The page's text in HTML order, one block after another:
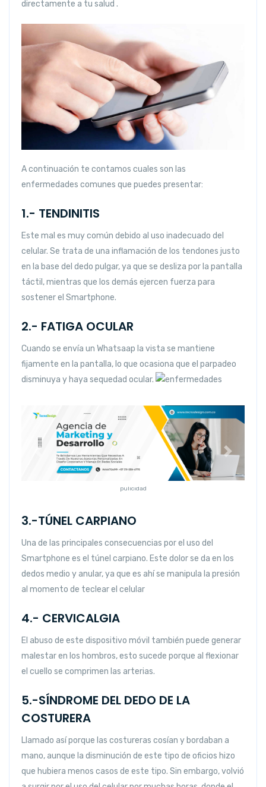
directamente a tu salud .
A continuación te contamos cuales son las
enfermedades comunes que puedes presentar:
1.- TENDINITIS
Este mal es muy común debido al uso inadecuado del
celular. Se trata de una inflamación de los tendones justo
en la base del dedo pulgar, ya que se desliza por la pantalla
táctil, mientras que los demás ejercen fuerza para
sostener el Smartphone.
2.- FATIGA OCULAR
Cuando se envía un Whatsaap la vista se mantiene
fijamente en la pantalla, lo que ocasiona que el parpadeo
disminuya y haya sequedad ocular.
pulicidad
Anterior Siguiente
3.-TÚNEL CARPIANO
Una de las principales consecuencias por el uso del
Smartphone es el túnel carpiano. Este dolor se da en los
dedos medio y anular, ya que es ahí se manipula la presión
al momento de teclear el celular
4.- CERVICALGIA
El abuso de este dispositivo móvil también puede generar
malestar en los hombros, esto sucede porque al flexionar
el cuello se comprimen las arterias.
5.-SÍNDROME DEL DEDO DE LA
COSTURERA
Llamado así porque las costureras cosían y bordaban a
mano, aunque la disminución de este tipo de oficios hizo
que hubiera menos casos de este tipo. Sin embargo, volvió